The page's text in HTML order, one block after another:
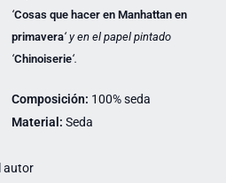
‘Cosas que hacer en Manhattan en
primavera‘ y en el papel pintado
‘Chinoiserie‘.
Composición: 100% seda
Material: Seda
autor